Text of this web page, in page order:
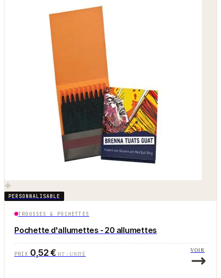
PERSONNALISABLE
TROUSSES & POCHETTES
Pochette d'allumettes - 20 allumettes
PRIX 0,52 €HT / UNITÉ
VOIR